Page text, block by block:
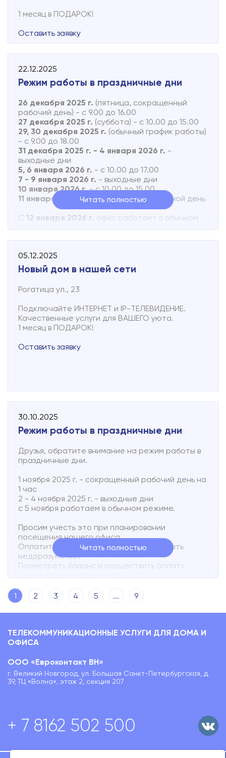
1 месяц в ПОДАРОК!
Оставить заявку
22.12.2025
Режим работы в праздничные дни
26 декабря 2025 г. (пятница, сокращенный
рабочий день) - с 9.00 до 16.00
27 декабря 2025 г. (суббота) - с 10.00 до 15.00
29, 30 декабря 2025 г. (обычный график работы)
- с 9.00 до 18.00
31 декабря 2025 г. - 4 января 2026 г. -
выходные дни
5, 6 января 2026 г. - с 10.00 до 17.00
7 - 9 января 2026 г. - выходные дни
10 января 2026 г.- с 10.00 до 15.00
11 января 2026 г.(воскресенье) - выходной день
С 12 января 2026 г. офис работает в обычном
502 с 9.00 до 23.00
Круглосуточно можно отправить текстовое
SMS-сообщение о неисправности абонентской
линии по номеру +7 931 857 33 93
В сообщении необходимо указать адрес точки
подключения и коротко описать неисправность.
НАПОМИНАЕМ. Наши услуги вы можете оплатить
вличном кабинете
Читать полностью
05.12.2025
Новый дом в нашей сети
Рогатица ул., 23
Подключайте ИНТЕРНЕТ и IP-ТЕЛЕВИДЕНИЕ.
Качественные услуги для ВАШЕГО уюта.
1 месяц в ПОДАРОК!
Оставить заявку
30.10.2025
Режим работы в праздничные дни
Друзья, обратите внимание на режим работы в
праздничные дни.
1 ноября 2025 г. - сокращенный рабочий день на
1 час
2 - 4 ноября 2025 г. - выходные дни
с 5 ноября работаем в обычном режиме.
Просим учесть это при планировании
посещения нашего офиса.
Оплатите услуги заранее, чтобы избежать
недоразумений.
Посмотреть баланс и осуществить оплату
vk.com/novline_vn
www.novline.ru
Читать полностью
1 2 3 4 5 ... 9
ТЕЛЕКОММУНИКАЦИОННЫЕ УСЛУГИ ДЛЯ ДОМА И
ОФИСА
ООО «Евроконтакт ВН»
г. Великий Новгород, ул. Большая Санкт-Петербургская, д.
39, ТЦ «Волна», этаж 2, секция 207
+ 7 8162 502 500